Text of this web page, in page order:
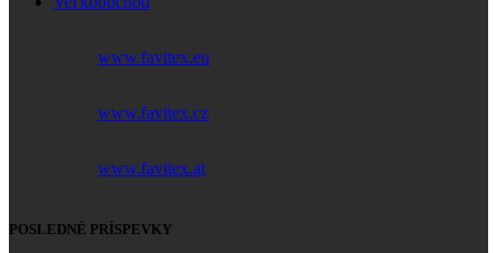
www.favitex.eu
www.favitex.cz
www.favitex.at
POSLEDNÉ PRÍSPEVKY